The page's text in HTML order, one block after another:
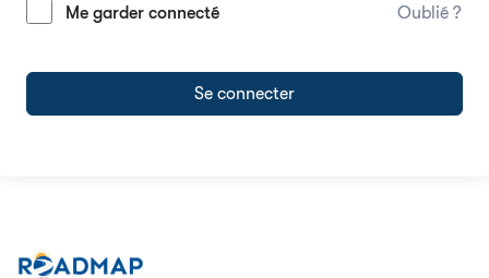
Me garder connecté Oublié ?
Se connecter